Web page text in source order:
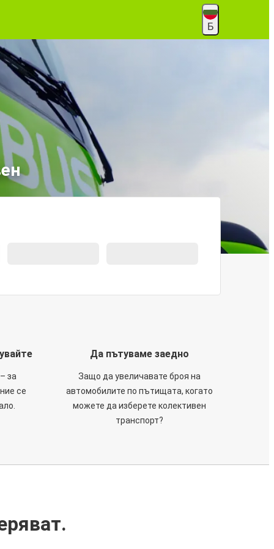
Б
за
се
Да пътуваме заедно
Защо да увеличавате броя на
автомобилите по пътищата, когато
можете да изберете колективен
транспорт?